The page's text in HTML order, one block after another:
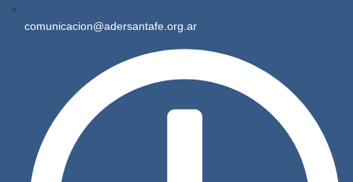
comunicacion@adersantafe.org.ar